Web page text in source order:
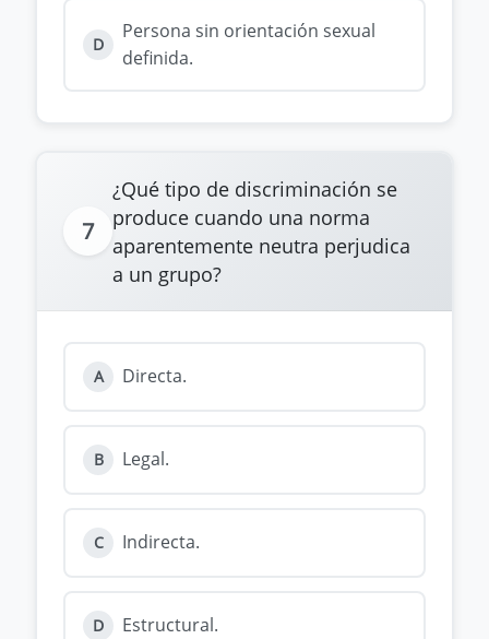
D
Persona sin orientación sexual
definida.
7
¿Qué tipo de discriminación se
produce cuando una norma
aparentemente neutra perjudica
a un grupo?
A Directa.
B Legal.
C Indirecta.
D Estructural.